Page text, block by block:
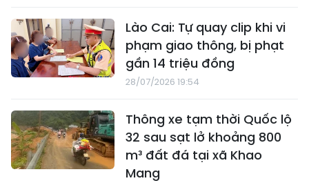
Lào Cai: Tự quay clip khi vi
phạm giao thông, bị phạt
gần 14 triệu đồng
28/07/2026 19:54
Thông xe tạm thời Quốc lộ
32 sau sạt lở khoảng 800
m³ đất đá tại xã Khao
Mang